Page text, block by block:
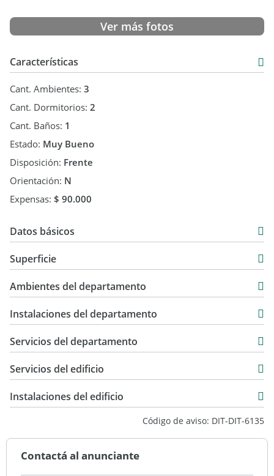
Ver más fotos
Características
Cant. Ambientes: 3
Cant. Dormitorios: 2
Cant. Baños: 1
Estado: Muy Bueno
Disposición: Frente
Orientación: N
Expensas: $ 90.000
Datos básicos
USD 48.000
Superficie
49 m2
Ambientes del departamento
Instalaciones del departamento
Servicios del departamento
Servicios del edificio
Instalaciones del edificio
Código de aviso: DIT-DIT-6135
Contactá al anunciante